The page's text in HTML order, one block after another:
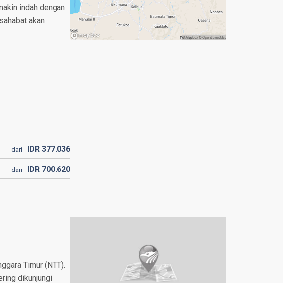
indah dengan
akan
dari IDR 377.036
dari IDR 700.620
Timur (NTT).
dikunjungi